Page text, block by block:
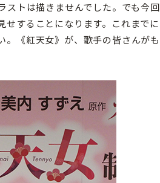
ストは描きませんでした。でも今回
せすることになります。これまでに
《紅天女》が、歌手の皆さんがも